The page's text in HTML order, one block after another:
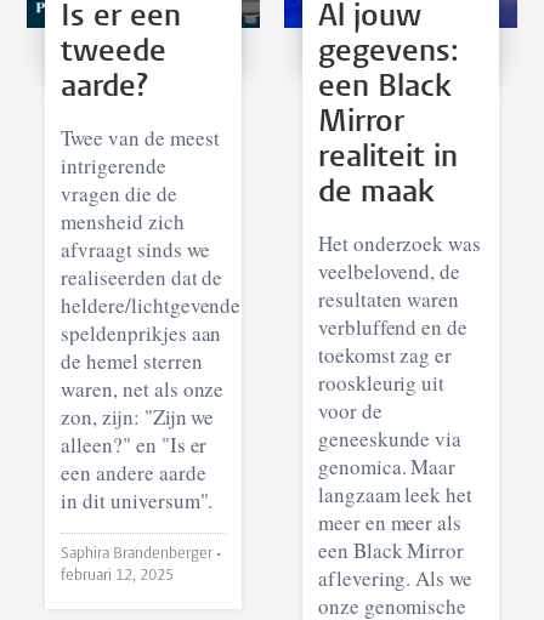
Is er een
tweede
aarde?
Twee van de meest
intrigerende
vragen die de
mensheid zich
afvraagt sinds we
realiseerden dat de
heldere/lichtgevende
speldenprikjes aan
de hemel sterren
waren, net als onze
zon, zijn: "Zijn we
alleen?" en "Is er
een andere aarde
in dit universum".
Saphira Brandenberger •
februari 12, 2025
Al jouw
gegevens:
een Black
Mirror
realiteit in
de maak
Het onderzoek was
veelbelovend, de
resultaten waren
verbluffend en de
toekomst zag er
rooskleurig uit
voor de
geneeskunde via
genomica. Maar
langzaam leek het
meer en meer als
een Black Mirror
aflevering. Als we
onze genomische